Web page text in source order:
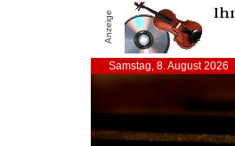
Anzeige
Samstag, 8. August 2026